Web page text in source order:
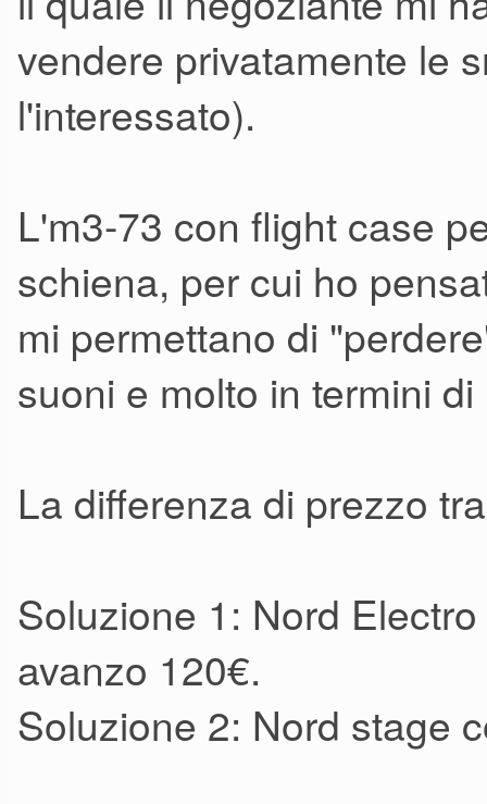
vendere privatamente le
l'interessato).
L'm3-73 con flight case
schiena, per cui ho
mi permettano di
suoni e molto in termini
La differenza di prezzo
Soluzione 1: Nord
avanzo 120€.
Soluzione 2: Nord stage